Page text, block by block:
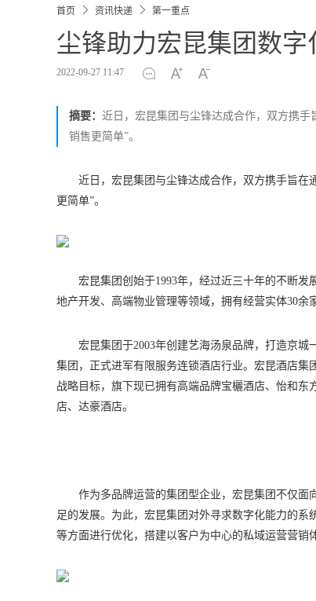
首页 资讯快递 第一重点
尘锋助力宏昆集团数字
2022-09-27 11:47
摘要： 近日，宏昆集团与尘锋达成合作，双方携
销售更简单”。
近日，宏昆集团与尘锋达成合作，双方携手旨在
更简单”。
宏昆集团创始于1993年，经过近三十年的不断
地产开发、高端物业管理等领域，拥有经营实体30余
宏昆集团于2003年创建艺海汤泉品牌，打造京
集团，正式进军有限服务连锁酒店行业。宏昆酒店
战略目标，旗下现已拥有高端品牌宝欐酒店、怡和
店、达豪酒店。
作为多品牌运营的集团型企业，宏昆集团不仅面
足的发展。为此，宏昆集团对外寻求数字化能力的
等方面进行优化，搭建以客户为中心的私域运营营销